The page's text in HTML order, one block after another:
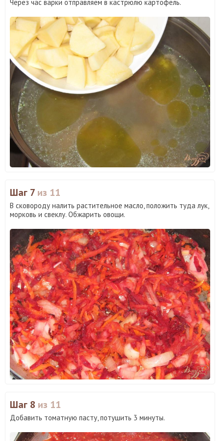
Через час варки отправляем в кастрюлю картофель.
Шаг 7 из 11
В сковороду налить растительное масло, положить туда лук,
морковь и свеклу. Обжарить овощи.
Шаг 8 из 11
Добавить томатную пасту, потушить 3 минуты.